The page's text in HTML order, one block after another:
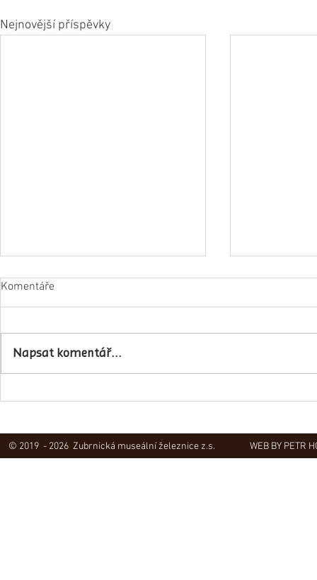
Nejnovější příspěvky
Komentáře
Napsat komentář...
© 2019 - 2026 Zubrnická museální železnice z.s. WEB BY